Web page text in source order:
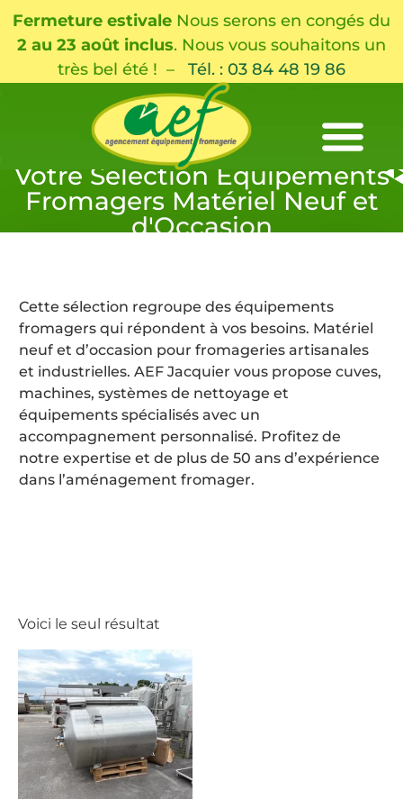
Fermeture estivale Nous serons en congés du
2 au 23 août inclus. Nous vous souhaitons un
très bel été ! – Tél. : 03 84 48 19 86
Votre Sélection Équipements
Fromagers Matériel Neuf et
d'Occasion
Cette sélection regroupe des équipements
fromagers qui répondent à vos besoins. Matériel
neuf et d’occasion pour fromageries artisanales
et industrielles. AEF Jacquier vous propose cuves,
machines, systèmes de nettoyage et
équipements spécialisés avec un
accompagnement personnalisé. Profitez de
notre expertise et de plus de 50 ans d’expérience
dans l’aménagement fromager.
Voici le seul résultat